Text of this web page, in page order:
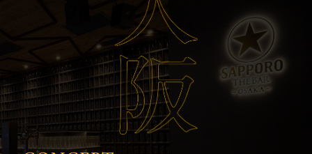
サッポロ生ビール黒ラベル THE SHOP
「THE PERFECT BEER CELLAR」プレゼントキャン
ペーン